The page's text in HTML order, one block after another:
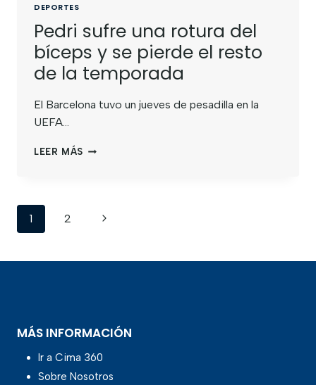
DEPORTES
Pedri sufre una rotura del
bíceps y se pierde el resto
de la temporada
El Barcelona tuvo un jueves de pesadilla en la
UEFA…
LEER MÁS
1 2
MÁS INFORMACIÓN
Ir a Cima 360
Sobre Nosotros